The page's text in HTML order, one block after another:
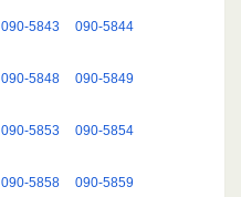
090-5843 090-5844
090-5848 090-5849
090-5853 090-5854
090-5858 090-5859